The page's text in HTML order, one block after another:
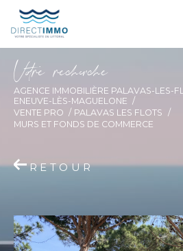
Vore recece
AGENCE IMMOBILIÈRE PALAVAS-LES-
ENEUVE-LÈS-MAGUELONE
VENTE PRO
PALAVAS LES FLOTS
MURS ET FONDS DE COMMERCE
RETOUR